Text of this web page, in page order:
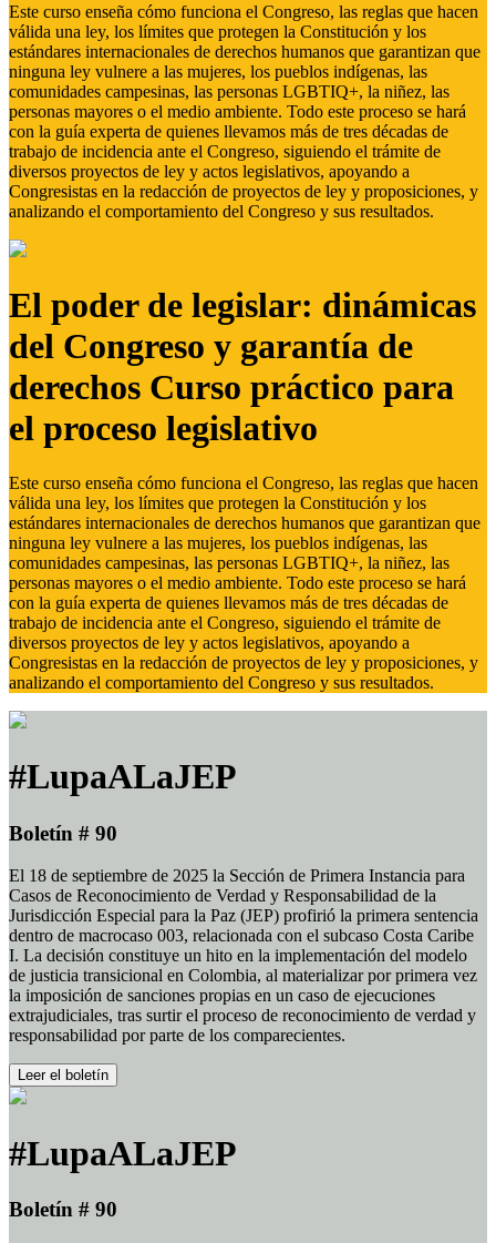
Este curso enseña cómo funciona el Congreso, las reglas que hacen
válida una ley, los límites que protegen la Constitución y los
estándares internacionales de derechos humanos que garantizan que
ninguna ley vulnere a las mujeres, los pueblos indígenas, las
comunidades campesinas, las personas LGBTIQ+, la niñez, las
personas mayores o el medio ambiente. Todo este proceso se hará
con la guía experta de quienes llevamos más de tres décadas de
trabajo de incidencia ante el Congreso, siguiendo el trámite de
diversos proyectos de ley y actos legislativos, apoyando a
Congresistas en la redacción de proyectos de ley y proposiciones, y
analizando el comportamiento del Congreso y sus resultados.
El poder de legislar: dinámicas
del Congreso y garantía de
derechos Curso práctico para
el proceso legislativo
Este curso enseña cómo funciona el Congreso, las reglas que hacen
válida una ley, los límites que protegen la Constitución y los
estándares internacionales de derechos humanos que garantizan que
ninguna ley vulnere a las mujeres, los pueblos indígenas, las
comunidades campesinas, las personas LGBTIQ+, la niñez, las
personas mayores o el medio ambiente. Todo este proceso se hará
con la guía experta de quienes llevamos más de tres décadas de
trabajo de incidencia ante el Congreso, siguiendo el trámite de
diversos proyectos de ley y actos legislativos, apoyando a
Congresistas en la redacción de proyectos de ley y proposiciones, y
analizando el comportamiento del Congreso y sus resultados.
#LupaALaJEP
Boletín # 90
El 18 de septiembre de 2025 la Sección de Primera Instancia para
Casos de Reconocimiento de Verdad y Responsabilidad de la
Jurisdicción Especial para la Paz (JEP) profirió la primera sentencia
dentro de macrocaso 003, relacionada con el subcaso Costa Caribe
I. La decisión constituye un hito en la implementación del modelo
de justicia transicional en Colombia, al materializar por primera vez
la imposición de sanciones propias en un caso de ejecuciones
extrajudiciales, tras surtir el proceso de reconocimiento de verdad y
responsabilidad por parte de los comparecientes.
Leer el boletín
#LupaALaJEP
Boletín # 90